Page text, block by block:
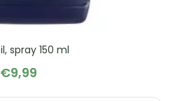
spray 150 ml
€9,99